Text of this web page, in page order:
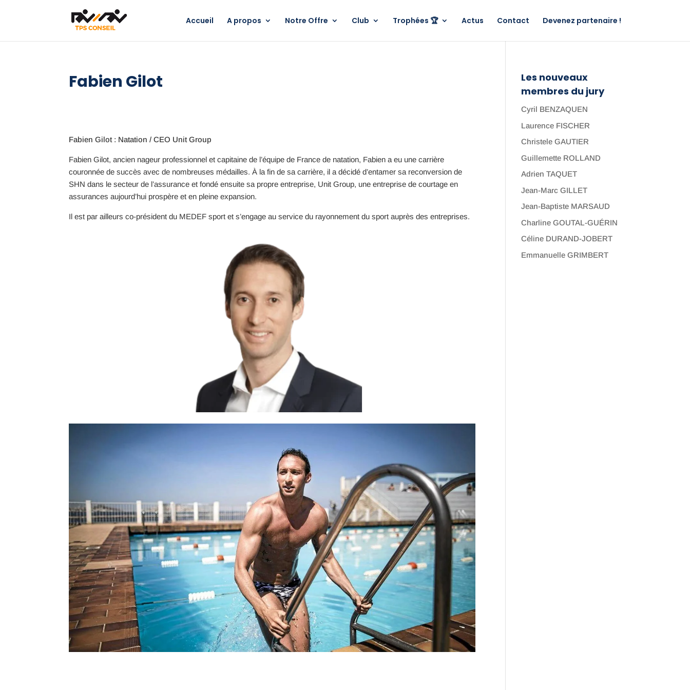
Accueil A propos Notre Offre Club Trophées 🏆 Actus Contact Devenez partenaire !
Fabien Gilot
Fabien Gilot : Natation / CEO Unit Group
Fabien Gilot,ancien nageur professionnel et capitaine de l’équipe de France de natation, Fabien a eu une carrière
couronnée de succès avec de nombreuses médailles. À la fin de sa carrière, il a décidé d’entamer sa reconversion de
SHN dans le secteur de l’assurance et fondé ensuite sa propre entreprise, Unit Group, une entreprise de courtage en
assurances aujourd’hui prospère et en pleine expansion.
Il est par ailleurs co-président du MEDEF sport et s’engage au service du rayonnement du sport auprès des entreprises.
Les nouveaux
membres du jury
Cyril BENZAQUEN
Laurence FISCHER
Christele GAUTIER
Guillemette ROLLAND
Adrien TAQUET
Jean-Marc GILLET
Jean-Baptiste MARSAUD
Charline GOUTAL-GUÉRIN
Céline DURAND-JOBERT
Emmanuelle GRIMBERT